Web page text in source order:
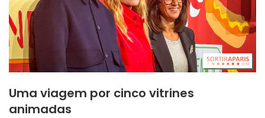
Uma viagem por cinco vitrines
animadas